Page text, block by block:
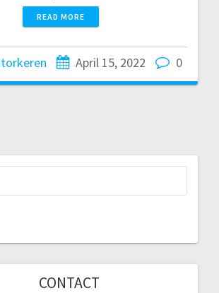
READ MORE
April 15, 2022 0
CONTACT